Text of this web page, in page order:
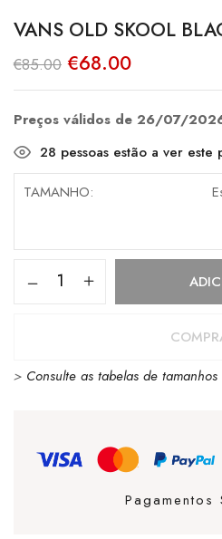
VANS OLD SKOOL
€85.00 O
preço
original
€85.00.
€68.00O
atual
€68.00.
Preços válidos de 26/07/
28 pessoas estão a ver este
TAMANHO
Quantidade
Skool
White
> Consulte as tabelas de tamanhos
Pagamentos